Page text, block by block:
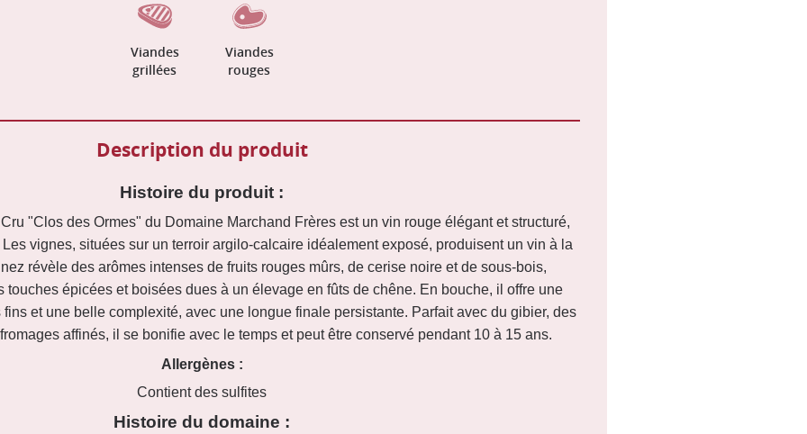
Viandes
grillées
Viandes
rouges
Description du produit
Histoire du produit :
"Clos des Ormes" du Domaine Marchand Frères est un vin rouge élégant et structuré,
vignes, situées sur un terroir argilo-calcaire idéalement exposé, produisent un vin à la
révèle des arômes intenses de fruits rouges mûrs, de cerise noire et de sous-bois,
touches épicées et boisées dues à un élevage en fûts de chêne. En bouche, il offre une
et une belle complexité, avec une longue finale persistante. Parfait avec du gibier, des
affinés, il se bonifie avec le temps et peut être conservé pendant 10 à 15 ans.
Allergènes :
Contient des sulfites
Histoire du domaine :